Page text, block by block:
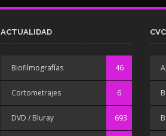
ACTUALIDAD
Biofilmografías 46
Cortometrajes 6
DVD / Bluray 693
CVC